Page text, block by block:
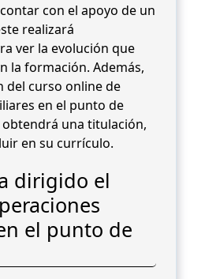
con el apoyo de un
realizará
ver la evolución que
la formación. Además,
del curso online de
en el punto de
una titulación,
en su currículo.
dirigido el
el punto de